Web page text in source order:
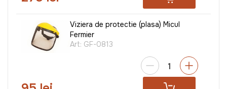
Viziera de protectie (plasa) Micul
Fermier
Art: GF-0813